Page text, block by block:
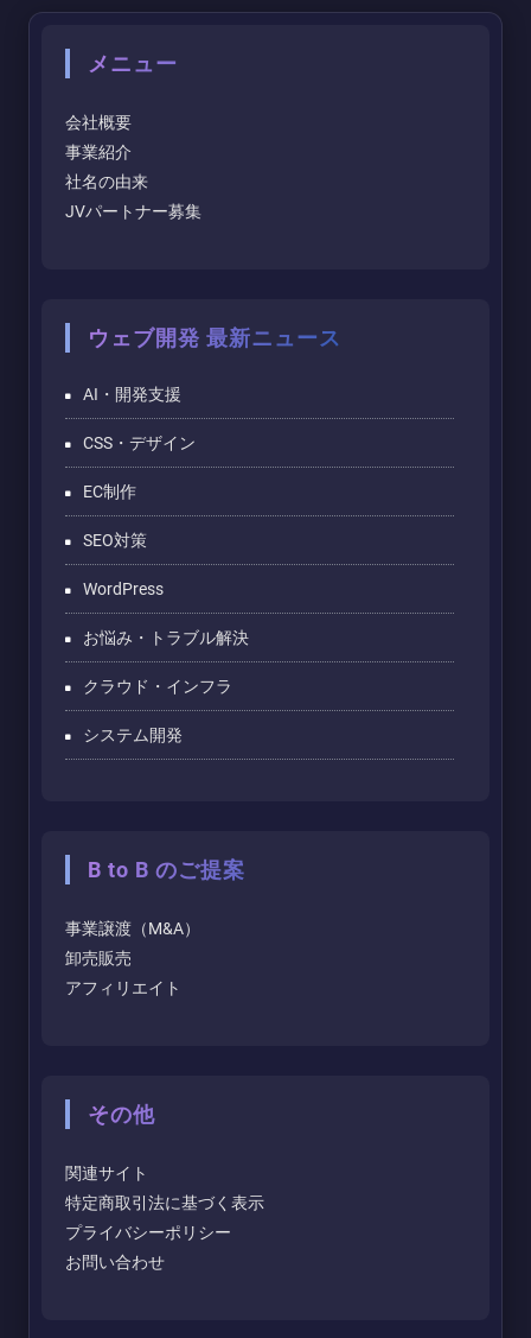
メニュー
会社概要
事業紹介
社名の由来
JVパートナー募集
ウェブ開発 最新ニュース
AI・開発支援
CSS・デザイン
EC制作
SEO対策
WordPress
お悩み・トラブル解決
クラウド・インフラ
システム開発
B to B のご提案
事業譲渡（M&A）
卸売販売
アフィリエイト
その他
関連サイト
特定商取引法に基づく表示
プライバシーポリシー
お問い合わせ